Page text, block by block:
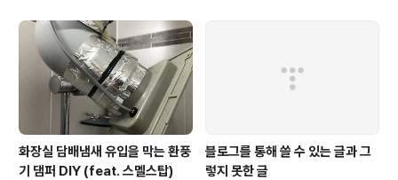
화장실 담배냄새 유입을 막는 환풍
기 댐퍼 DIY (feat. 스멜스탑)
블로그를 통해 쓸 수 있는 글과 그
렇지 못한 글